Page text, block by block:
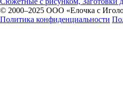
© 2000–2025 ООО «Елочка с
Политика конфиденциальности